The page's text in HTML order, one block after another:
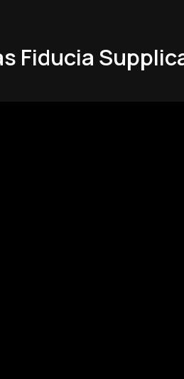
Fiducia